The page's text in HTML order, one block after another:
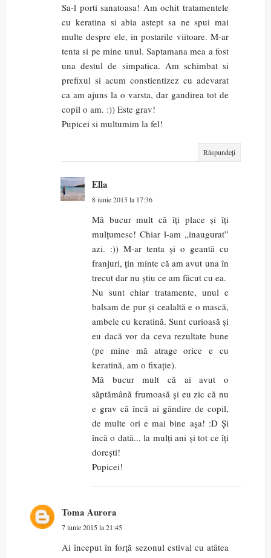
Sa-l porti sanatoasa! Am ochit tratamentele
cu keratina si abia astept sa ne spui mai
multe despre ele, in postarile viitoare. M-ar
tenta si pe mine unul. Saptamana mea a fost
una destul de simpatica. Am schimbat si
prefixul si acum constientizez cu adevarat
ca am ajuns la o varsta, dar gandirea tot de
copil o am. :)) Este grav!
Pupicei si multumim la fel!
Răspundeți
Ella
8 iunie 2015 la 17:36
Mă bucur mult că îți place și îți
mulțumesc! Chiar l-am „inaugurat”
azi. :)) M-ar tenta și o geantă cu
franjuri, țin minte că am avut una în
trecut dar nu știu ce am făcut cu ea.
Nu sunt chiar tratamente, unul e
balsam de pur și cealaltă e o mască,
ambele cu keratină. Sunt curioasă și
eu dacă vor da ceva rezultate bune
(pe mine mă atrage orice e cu
keratină, am o fixație).
Mă bucur mult că ai avut o
săptămână frumoasă și eu zic că nu
e grav că încă ai gândire de copil,
de multe ori e mai bine așa! :D Și
încă o dată... la mulți ani și tot ce îți
dorești!
Pupicei!
Toma Aurora
7 iunie 2015 la 21:45
Ai început în forță sezonul estival cu atâtea